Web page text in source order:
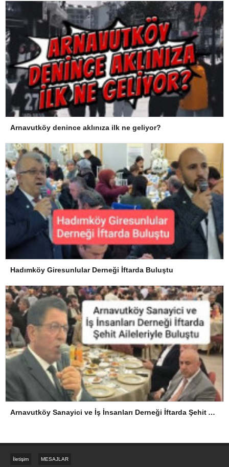
Arnavutköy denince aklınıza ilk ne geliyor?
Hadımköy Giresunlular Derneği İftarda Buluştu
Arnavutköy Sanayici ve İş İnsanları Derneği İftarda Şehit Aileleriyle Buluştu
İletişim MESAJLAR